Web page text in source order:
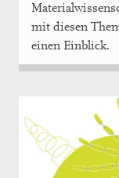
mit diesen
einen Einblick.